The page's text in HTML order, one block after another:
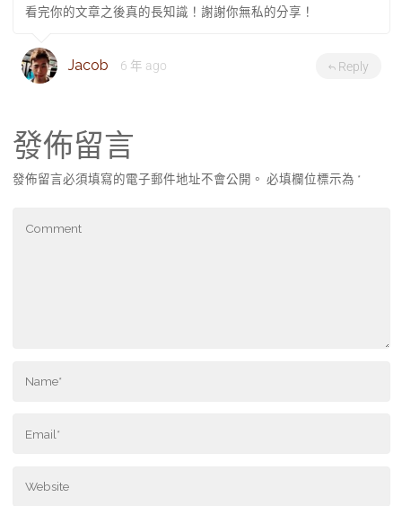
看完你的文章之後真的長知識！謝謝你無私的分享！
Jacob 6 年 ago Reply
發佈留言
發佈留言必須填寫的電子郵件地址不會公開。 必填欄位標示為 *